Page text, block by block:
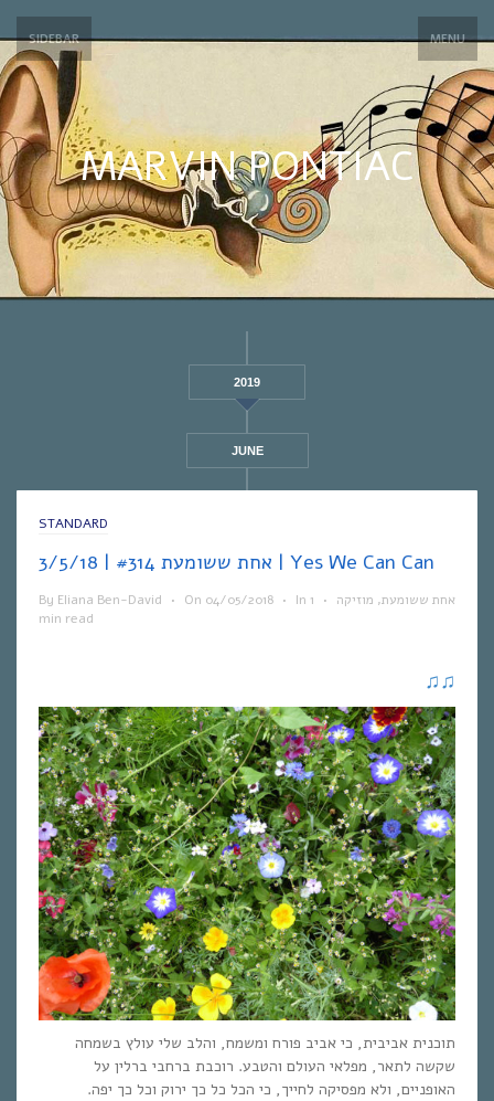
SIDEBAR MENU
MARVIN PONTIAC
2019
JUNE
STANDARD
אחת ששומעת #314 | 3/5/18 | Yes We Can Can
By Eliana Ben-David • On 04/05/2018 • In אחת ששומעת, מוזיקה •
1
min read
♫
♫
תוכנית אביבית, כי אביב פורח ומשמח, והלב שלי עולץ בשמחה
שקשה לתאר, מפלאי העולם והטבע. רוכבת ברחבי ברלין על
האופניים, ולא מפסיקה לחייך, כי הכל כל כך ירוק וכל כך יפה.